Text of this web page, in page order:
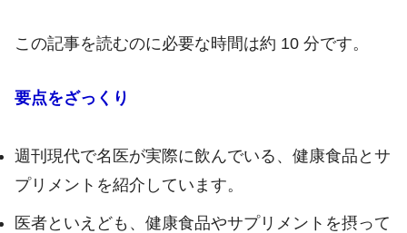
この記事を読むのに必要な時間は約 10 分です。
要点をざっくり
週刊現代で名医が実際に飲んでいる、健康食品とサ
プリメントを紹介しています。
医者といえども、健康食品やサプリメントを摂って